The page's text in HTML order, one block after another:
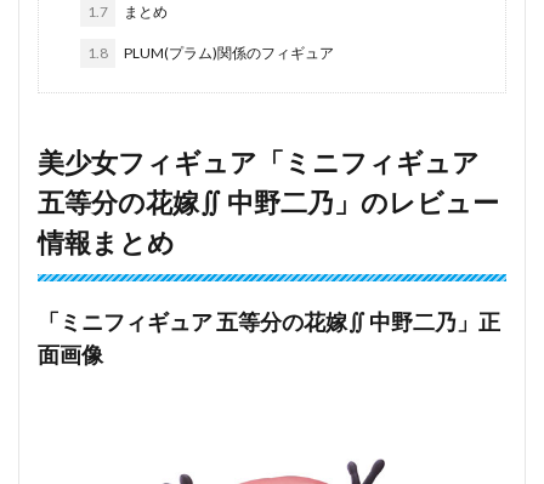
1.7 まとめ
1.8 PLUM(プラム)関係のフィギュア
美少女フィギュア「ミニフィギュア
五等分の花嫁∬ 中野二乃」のレビュー
情報まとめ
「ミニフィギュア 五等分の花嫁∬ 中野二乃」正
面画像